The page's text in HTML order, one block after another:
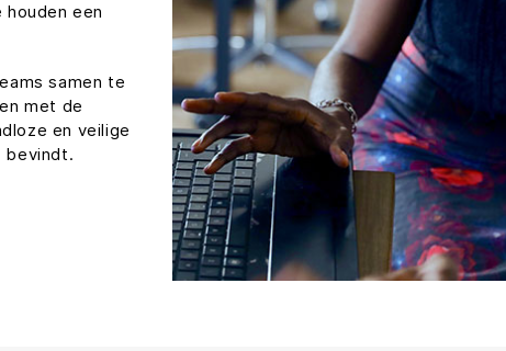
een
samen te
met de
en veilige
bevindt.